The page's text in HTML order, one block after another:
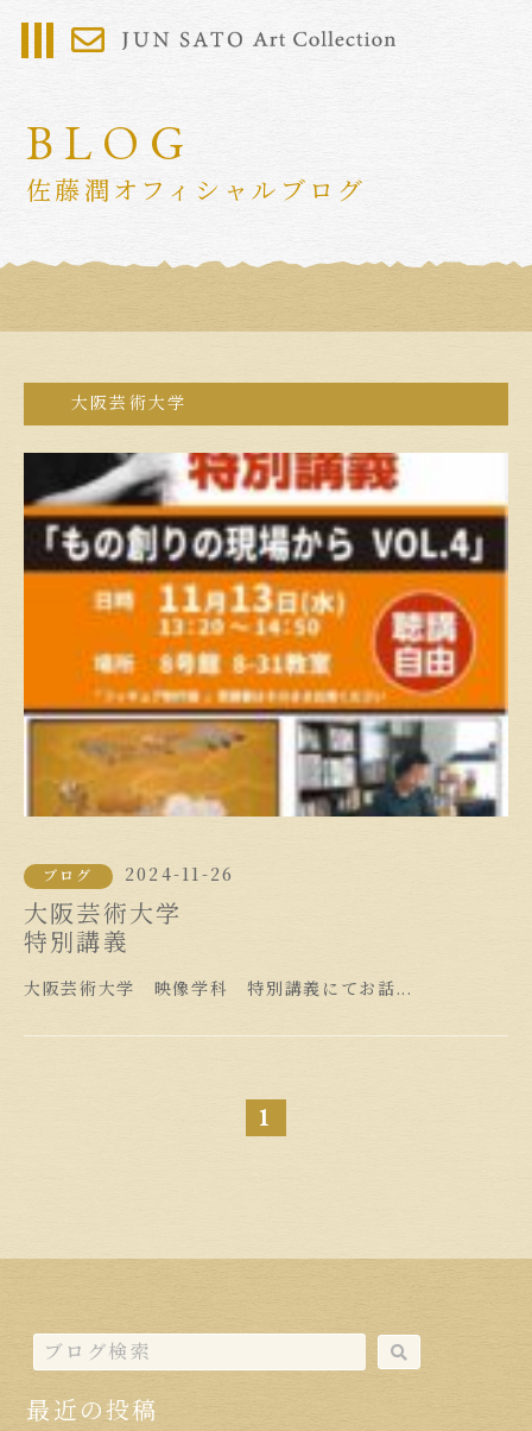
BLOG
佐藤潤オフィシャルブログ
大阪芸術大学
ブログ 2024-11-26
大阪芸術大学
特別講義
大阪芸術大学 映像学科 特別講義にてお話...
1
最近の投稿